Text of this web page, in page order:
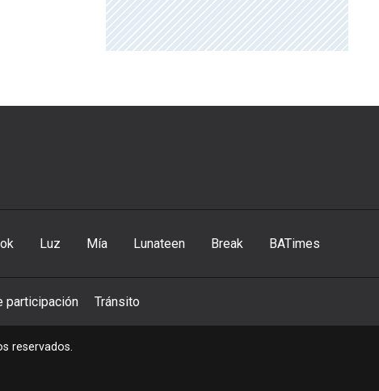
Luz Mía Lunateen Break BATimes
participación Tránsito
reservados.